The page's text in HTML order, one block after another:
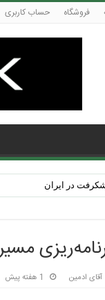
فروشگاه حساب کاربری
در ایران
آقای ادمین 1 هفته پیش